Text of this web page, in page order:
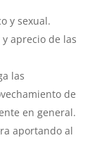
y sexual.
aprecio de las
las
de
en general.
aportando al